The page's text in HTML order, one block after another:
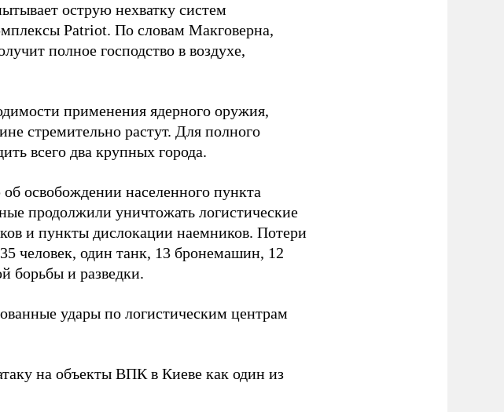
острую нехватку систем
Patriot. По словам Макговерна,
полное господство в воздухе,
применения ядерного оружия,
стремительно растут. Для полного
всего два крупных города.
освобождении населенного пункта
продолжили уничтожать логистические
и пункты дислокации наемников. Потери
человек, один танк, 13 бронемашин, 12
борьбы и разведки.
удары по логистическим центрам
на объекты ВПК в Киеве как один из